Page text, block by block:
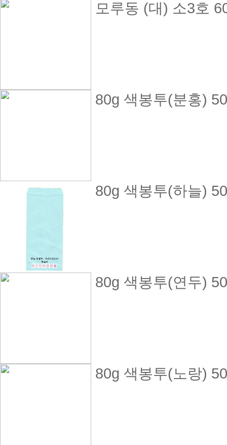
모루동 (대) 소3호
80g 색봉투(분홍)
80g 색봉투(하늘)
80g 색봉투(연두)
80g 색봉투(노랑)